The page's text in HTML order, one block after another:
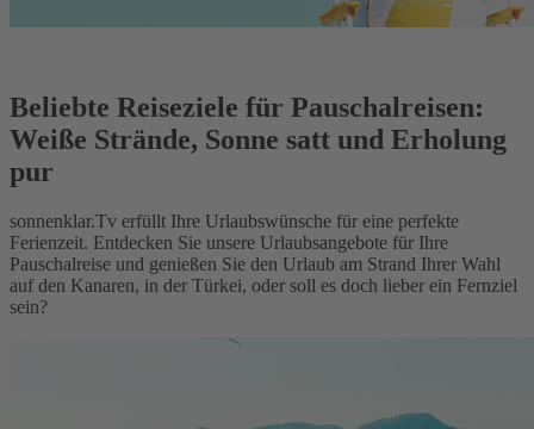
Beliebte Reiseziele für Pauschalreisen:
Weiße Strände, Sonne satt und Erholung
pur
sonnenklar.Tv erfüllt Ihre Urlaubswünsche für eine perfekte
Ferienzeit. Entdecken Sie unsere Urlaubsangebote für Ihre
Pauschalreise und genießen Sie den Urlaub am Strand Ihrer Wahl
auf den Kanaren, in der Türkei, oder soll es doch lieber ein Fernziel
sein?